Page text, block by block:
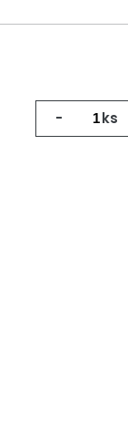
- ks